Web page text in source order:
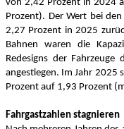
von 2,42 Prozent in 2024
Prozent). Der Wert bei
2,27 Prozent in 2025
Bahnen waren die
Redesigns der
angestiegen. Im Jahr 2025
Prozent auf 1,93 Prozent
Fahrgastzahlen stagnieren